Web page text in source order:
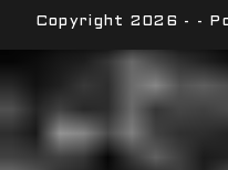
Copyright 2026 - -